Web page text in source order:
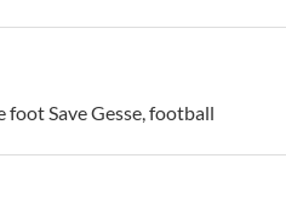
foot Save Gesse,football